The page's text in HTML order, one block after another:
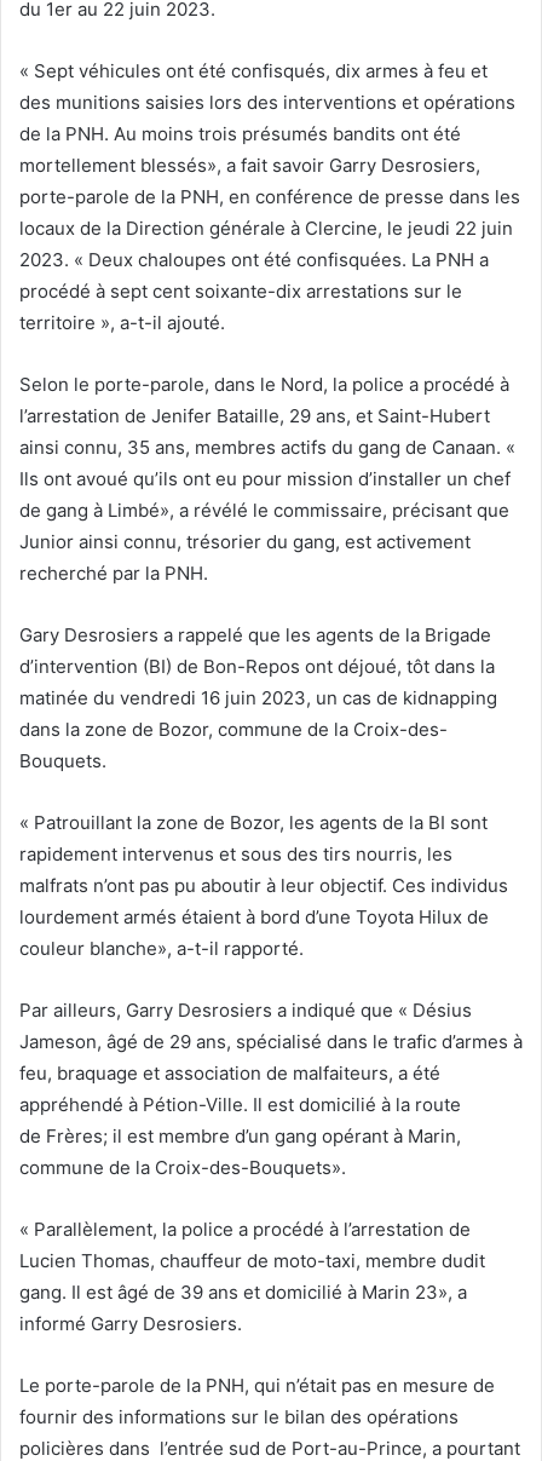
du 1er au 22 juin 2023.
« Sept véhicules ont été confisqués, dix armes à feu et
des munitions saisies lors des interventions et opérations
de la PNH. Au moins trois présumés bandits ont été
mortellement blessés», a fait savoir Garry Desrosiers,
porte-parole de la PNH, en conférence de presse dans les
locaux de la Direction générale à Clercine, le jeudi 22 juin
2023. « Deux chaloupes ont été confisquées. La PNH a
procédé à sept cent soixante-dix arrestations sur le
territoire », a-t-il ajouté.
Selon le porte-parole, dans le Nord, la police a procédé à
l’arrestation de Jenifer Bataille, 29 ans, et Saint-Hubert
ainsi connu, 35 ans, membres actifs du gang de Canaan. «
Ils ont avoué qu’ils ont eu pour mission d’installer un chef
de gang à Limbé», a révélé le commissaire, précisant que
Junior ainsi connu, trésorier du gang, est activement
recherché par la PNH.
Gary Desrosiers a rappelé que les agents de la Brigade
d’intervention (BI) de Bon-Repos ont déjoué, tôt dans la
matinée du vendredi 16 juin 2023, un cas de kidnapping
dans la zone de Bozor, commune de la Croix-des-
Bouquets.
« Patrouillant la zone de Bozor, les agents de la BI sont
rapidement intervenus et sous des tirs nourris, les
malfrats n’ont pas pu aboutir à leur objectif. Ces individus
lourdement armés étaient à bord d’une Toyota Hilux de
couleur blanche», a-t-il rapporté.
Par ailleurs, Garry Desrosiers a indiqué que « Désius
Jameson, âgé de 29 ans, spécialisé dans le trafic d’armes à
feu, braquage et association de malfaiteurs, a été
appréhendé à Pétion-Ville. Il est domicilié à la route
de Frères; il est membre d’un gang opérant à Marin,
commune de la Croix-des-Bouquets».
« Parallèlement, la police a procédé à l’arrestation de
Lucien Thomas, chauffeur de moto-taxi, membre dudit
gang. Il est âgé de 39 ans et domicilié à Marin 23», a
informé Garry Desrosiers.
Le porte-parole de la PNH, qui n’était pas en mesure de
fournir des informations sur le bilan des opérations
policières dans l’entrée sud de Port-au-Prince, a pourtant